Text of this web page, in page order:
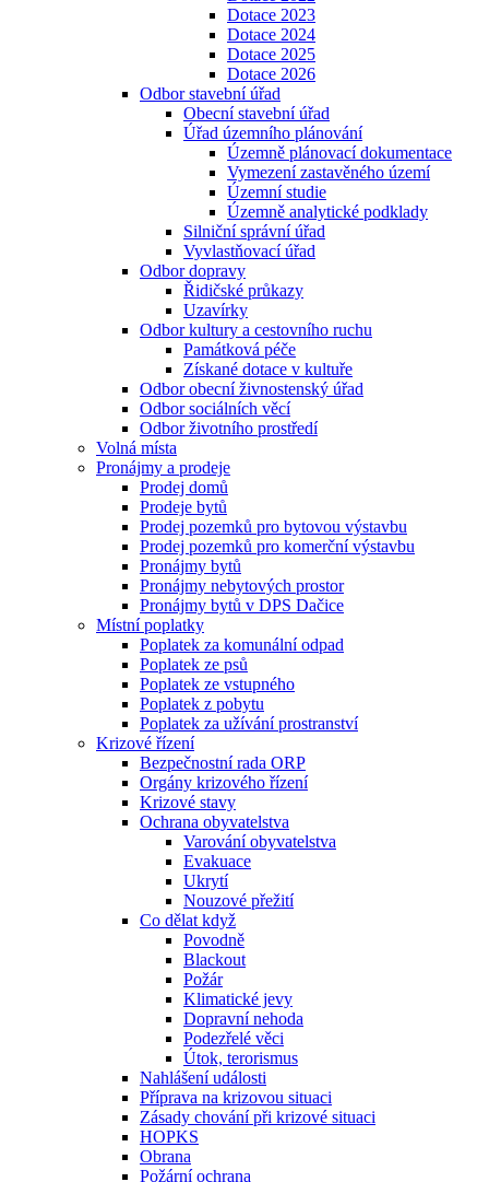
Dotace 2023
Dotace 2024
Dotace 2025
Dotace 2026
Odbor stavební úřad
Obecní stavební úřad
Úřad územního plánování
Územně plánovací dokumentace
Vymezení zastavěného území
Územní studie
Územně analytické podklady
Silniční správní úřad
Vyvlastňovací úřad
Odbor dopravy
Řidičské průkazy
Uzavírky
Odbor kultury a cestovního ruchu
Památková péče
Získané dotace v kultuře
Odbor obecní živnostenský úřad
Odbor sociálních věcí
Odbor životního prostředí
Volná místa
Pronájmy a prodeje
Prodej domů
Prodeje bytů
Prodej pozemků pro bytovou výstavbu
Prodej pozemků pro komerční výstavbu
Pronájmy bytů
Pronájmy nebytových prostor
Pronájmy bytů v DPS Dačice
Místní poplatky
Poplatek za komunální odpad
Poplatek ze psů
Poplatek ze vstupného
Poplatek z pobytu
Poplatek za užívání prostranství
Krizové řízení
Bezpečnostní rada ORP
Orgány krizového řízení
Krizové stavy
Ochrana obyvatelstva
Varování obyvatelstva
Evakuace
Ukrytí
Nouzové přežití
Co dělat když
Povodně
Blackout
Požár
Klimatické jevy
Dopravní nehoda
Podezřelé věci
Útok, terorismus
Nahlášení události
Příprava na krizovou situaci
Zásady chování při krizové situaci
HOPKS
Obrana
Požární ochrana